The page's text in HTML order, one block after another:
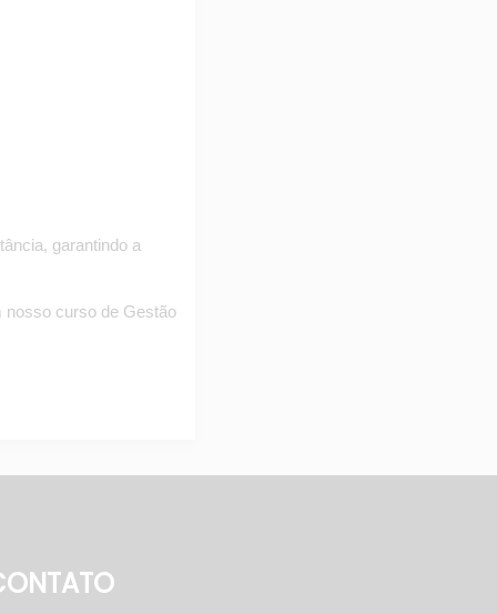
garantindo a
nosso curso de Gestão